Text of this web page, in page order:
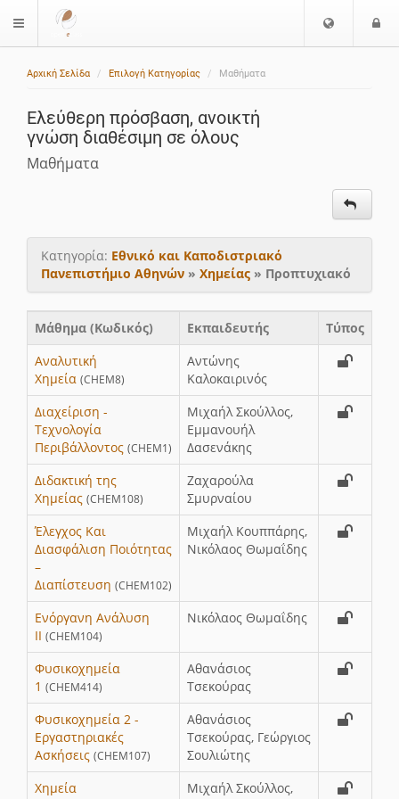
$langMenu
ώ
σ
σ
ς
Αρχική Σελίδα Επιλογή Κατηγορίας Μαθήματα
Ελεύθερη πρόσβαση, ανοικτή
γνώση διαθέσιμη σε όλους
Μαθήματα
Κατηγορία: Εθνικό και Καποδιστριακό
Πανεπιστήμιο Αθηνών » Χημείας » Προπτυχιακό
Μάθημα (Κωδικός) Εκπαιδευτής
Τύπος
Αναλυτική
Χημεία (CHEM8)
Αντώνης
Καλοκαιρινός
Διαχείριση -
Τεχνολογία
Περιβάλλοντος (CHEM1)
Μιχαήλ Σκούλλος,
Εμμανουήλ
Δασενάκης
Διδακτική της
Χημείας (CHEM108)
Ζαχαρούλα
Σμυρναίου
Έλεγχος Και
Διασφάλιση Ποιότητας
–
Διαπίστευση (CHEM102)
Μιχαήλ Κουππάρης,
Νικόλαος Θωμαΐδης
Ενόργανη Ανάλυση
ΙΙ (CHEM104)
Νικόλαος Θωμαΐδης
Φυσικοχημεία
1 (CHEM414)
Αθανάσιος
Τσεκούρας
Φυσικοχημεία 2 -
Εργαστηριακές
Ασκήσεις (CHEM107)
Αθανάσιος
Τσεκούρας, Γεώργιος
Σουλιώτης
Χημεία
Μιχαήλ Σκούλλος,